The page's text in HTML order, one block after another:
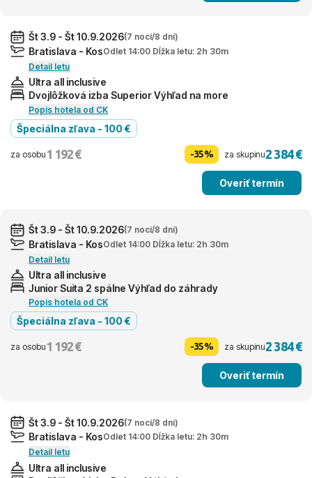
Št 3.9 - Št 10.9.2026(7 nocí/8 dní)
Bratislava - KosOdlet 14:00 Dĺžka letu: 2h 30m
Detail letu
Ultra all inclusive
Dvojlôžková izba Superior Výhľad na more
Popis hotela od CK
Špeciálna zľava - 100 €
za osobu 1 192 € -35% za skupinu2 384 €
Overiť termín
Št 3.9 - Št 10.9.2026(7 nocí/8 dní)
Bratislava - KosOdlet 14:00 Dĺžka letu: 2h 30m
Detail letu
Ultra all inclusive
Junior Suita 2 spálne Výhľad do záhrady
Popis hotela od CK
Špeciálna zľava - 100 €
za osobu 1 192 € -35% za skupinu2 384 €
Overiť termín
Št 3.9 - Št 10.9.2026(7 nocí/8 dní)
Bratislava - KosOdlet 14:00 Dĺžka letu: 2h 30m
Detail letu
Ultra all inclusive